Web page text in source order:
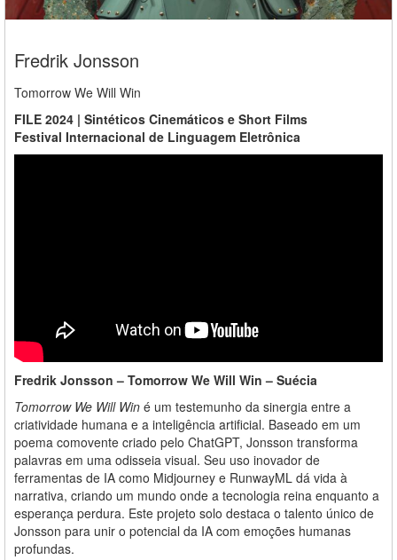
Fredrik Jonsson
Tomorrow We Will Win
FILE 2024 | Sintéticos Cinemáticos e Short Films
Festival Internacional de Linguagem Eletrônica
Fredrik Jonsson – Tomorrow We Will Win – Suécia
Tomorrow We Will Win é um testemunho da sinergia entre a
criatividade humana e a inteligência artificial. Baseado em um
poema comovente criado pelo ChatGPT, Jonsson transforma
palavras em uma odisseia visual. Seu uso inovador de
ferramentas de IA como Midjourney e RunwayML dá vida à
narrativa, criando um mundo onde a tecnologia reina enquanto a
esperança perdura. Este projeto solo destaca o talento único de
Jonsson para unir o potencial da IA com emoções humanas
profundas.